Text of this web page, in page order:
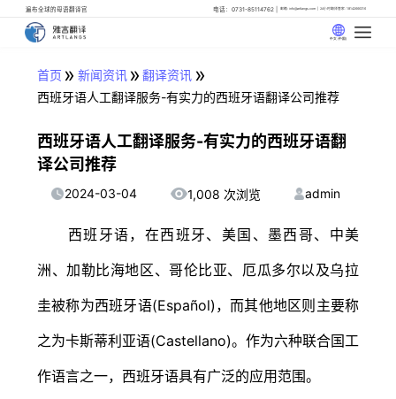
遍布全球的母语翻译官 电话：0731-85114762 邮箱: info@artlangs.com 24小时翻译管家: 18142666316
中文 (中国)
首页 » 新闻资讯» 翻译资讯 »
西班牙语人工翻译服务-有实力的西班牙语翻译公司推荐
西班牙语人工翻译服务-有实力的西班牙语翻
译公司推荐
2024-03-04 1,008 次浏览 admin
西班牙语，在西班牙、美国、墨西哥、中美
洲、加勒比海地区、哥伦比亚、厄瓜多尔以及乌拉
圭被称为西班牙语(Español)，而其他地区则主要称
之为卡斯蒂利亚语(Castellano)。作为六种联合国工
作语言之一，西班牙语具有广泛的应用范围。